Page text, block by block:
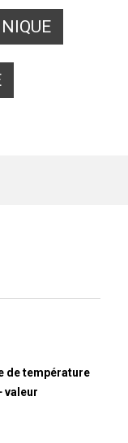
de température
valeur